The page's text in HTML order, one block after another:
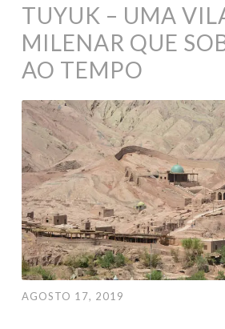
TUYUK – UMA
MILENAR QUE
AO TEMPO
AGOSTO 17, 2019